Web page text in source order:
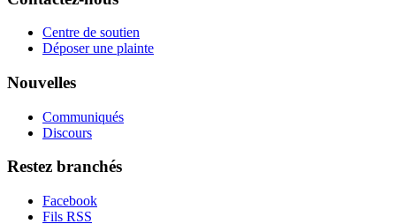
Centre de soutien
Déposer une plainte
Nouvelles
Communiqués
Discours
Restez branchés
Facebook
Fils RSS